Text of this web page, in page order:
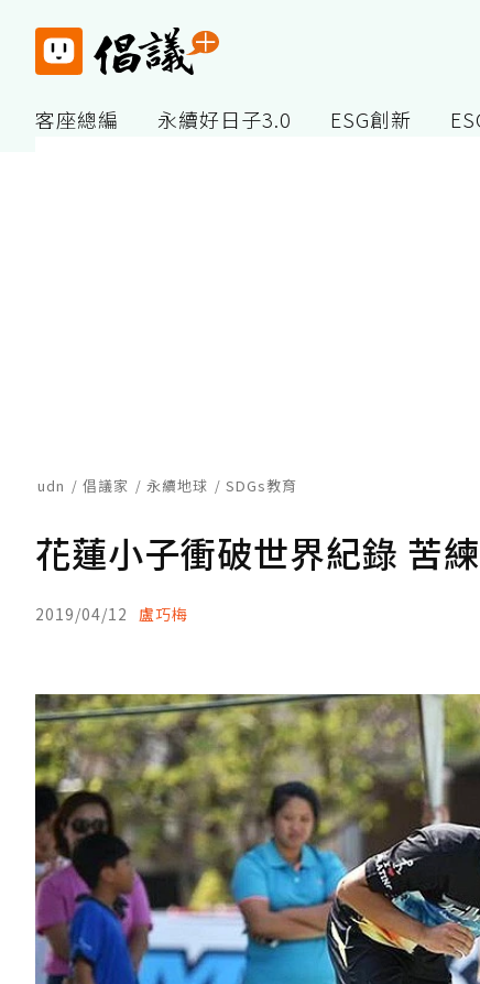
客座總編 永續好日子3.0 ESG創新
udn 倡議家 永續地球 SDGs教育
花蓮小子衝破世界紀錄 苦
2019/04/12 盧巧梅